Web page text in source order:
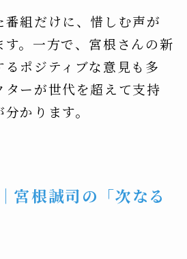
組だけに、惜しむ声が
。一方で、宮根さんの新
るポジティブな意見も多
ターが世代を超えて支持
かります。
宮根誠司の「次なる